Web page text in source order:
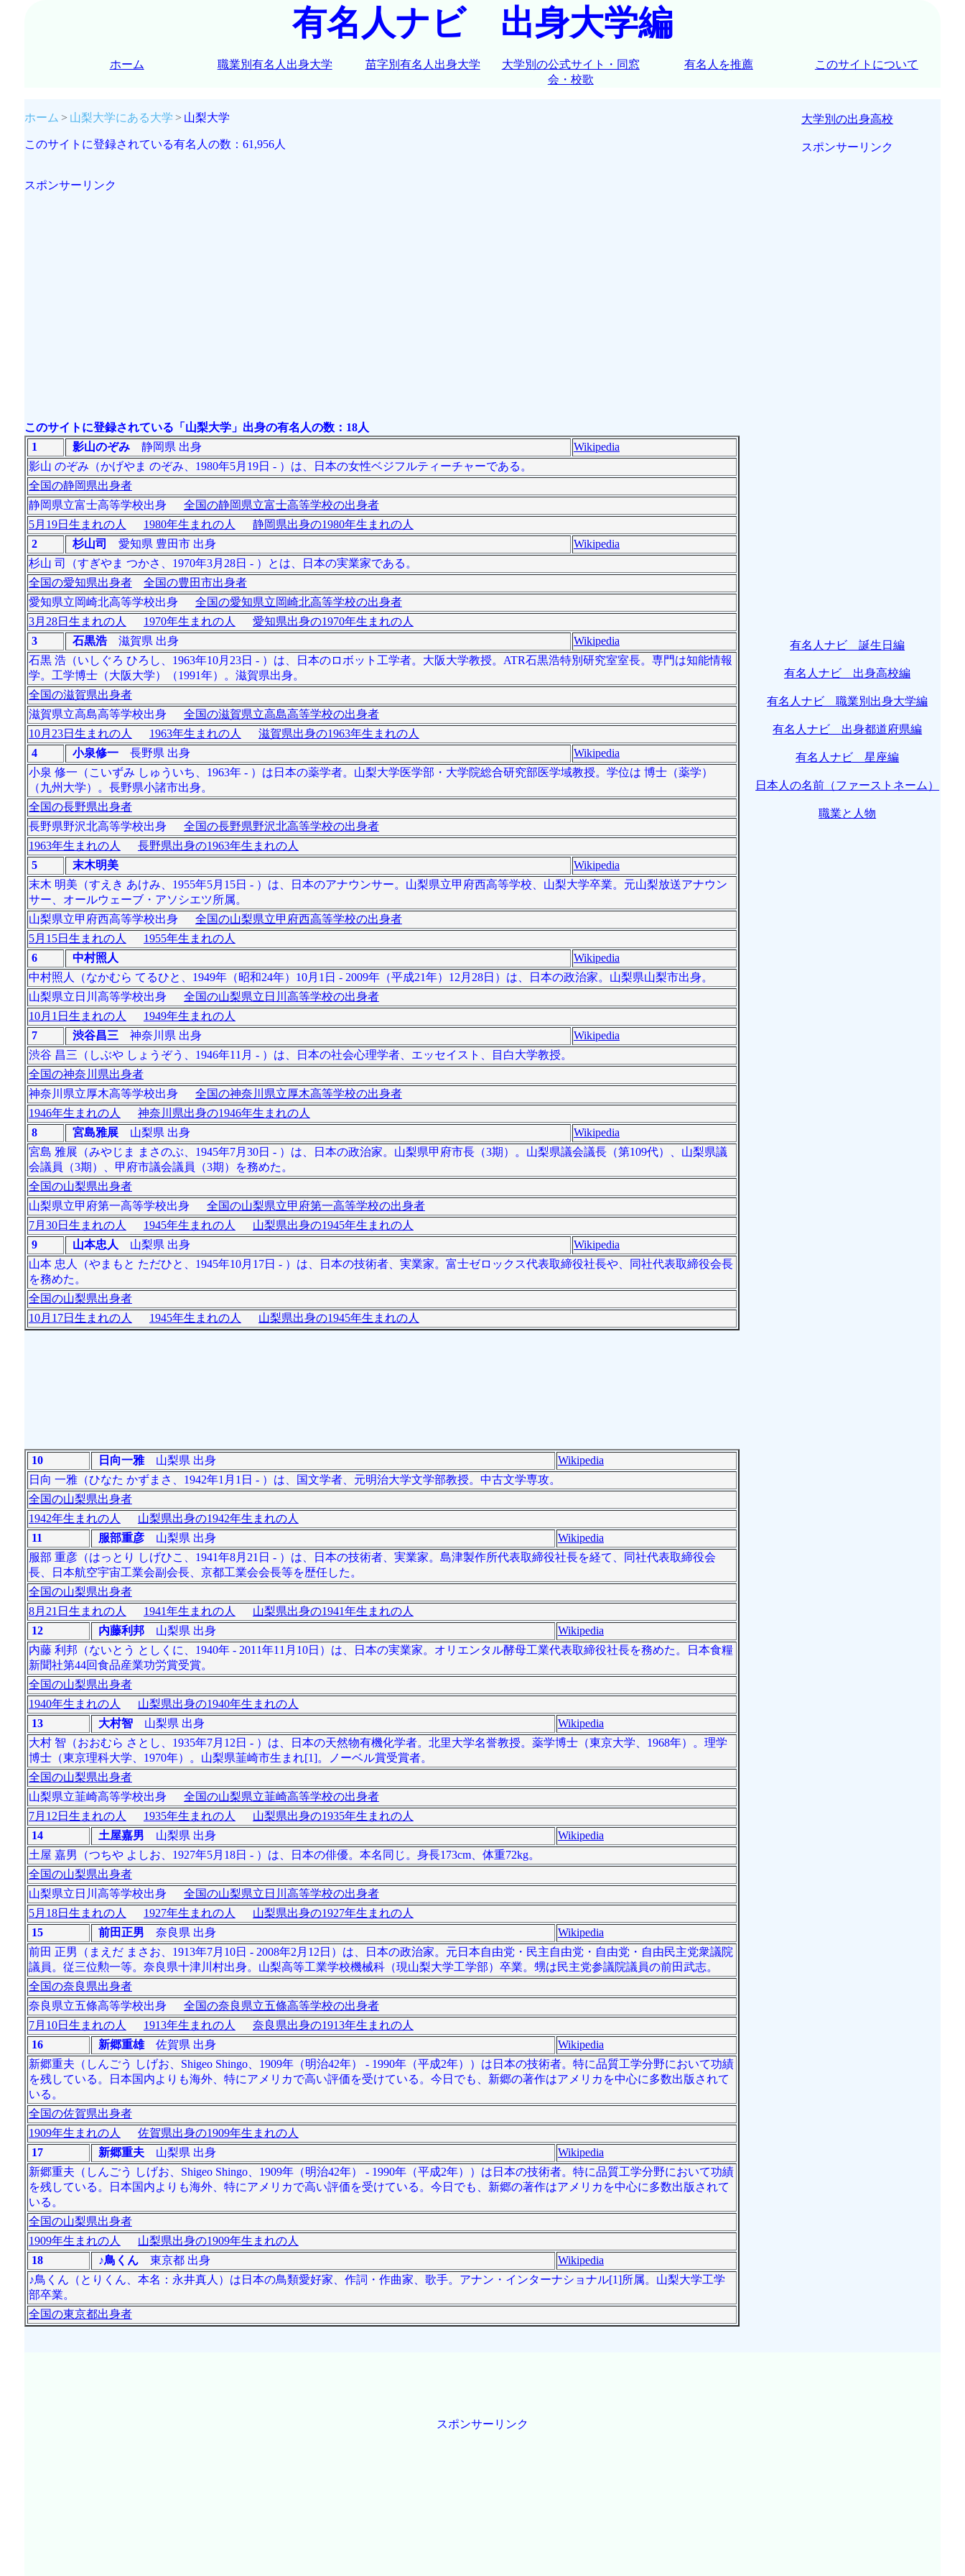
有名人ナビ 出身大学編
ホーム 職業別有名人出身大学 苗字別有名人出身大学
大学別の公式サイト・同窓
会・校歌
有名人を推薦 このサイトについて
ホーム 山梨大学にある大学 山梨大学
このサイトに登録されている有名人の数：61,956人
スポンサーリンク
このサイトに登録されている「山梨大学」出身の有名人の数：18人
1
影山のぞみ静岡県 出身
Wikipedia
影山 のぞみ（かげやま のぞみ、1980年5月19日 - ）は、日本の女性ベジフルティーチャーである。
全国の静岡県出身者
静岡県立富士高等学校出身 全国の静岡県立富士高等学校の出身者
5月19日生まれの人
1980年生まれの人
静岡県出身の1980年生まれの人
2
杉山司 愛知県 豊田市 出身
Wikipedia
杉山 司（すぎやま つかさ、1970年3月28日 - ）とは、日本の実業家である。
全国の愛知県出身者
全国の豊田市出身者
愛知県立岡崎北高等学校出身 全国の愛知県立岡崎北高等学校の出身者
3月28日生まれの人
1970年生まれの人
愛知県出身の1970年生まれの人
3
石黒浩滋賀県 出身
Wikipedia
石黒 浩（いしぐろ ひろし、1963年10月23日 - ）は、日本のロボット工学者。大阪大学教授。ATR石黒浩特別研究室室長。専門は知能情報
学。工学博士（大阪大学）（1991年）。滋賀県出身。
全国の滋賀県出身者
滋賀県立高島高等学校出身 全国の滋賀県立高島高等学校の出身者
10月23日生まれの人
1963年生まれの人
滋賀県出身の1963年生まれの人
4
小泉修一長野県 出身
Wikipedia
小泉 修一（こいずみ しゅういち、1963年 - ）は日本の薬学者。山梨大学医学部・大学院総合研究部医学域教授。学位は 博士（薬学）
（九州大学）。長野県小諸市出身。
全国の長野県出身者
長野県野沢北高等学校出身 全国の長野県野沢北高等学校の出身者
1963年生まれの人
長野県出身の1963年生まれの人
5
末木明美
Wikipedia
末木 明美（すえき あけみ、1955年5月15日 - ）は、日本のアナウンサー。山梨県立甲府西高等学校、山梨大学卒業。元山梨放送アナウン
サー、オールウェーブ・アソシエツ所属。
山梨県立甲府西高等学校出身 全国の山梨県立甲府西高等学校の出身者
5月15日生まれの人
1955年生まれの人
6
中村照人
Wikipedia
中村照人（なかむら てるひと、1949年（昭和24年）10月1日 - 2009年（平成21年）12月28日）は、日本の政治家。山梨県山梨市出身。
山梨県立日川高等学校出身 全国の山梨県立日川高等学校の出身者
10月1日生まれの人
1949年生まれの人
7
渋谷昌三 神奈川県 出身
Wikipedia
渋谷 昌三（しぶや しょうぞう、1946年11月 - ）は、日本の社会心理学者、エッセイスト、目白大学教授。
全国の神奈川県出身者
神奈川県立厚木高等学校出身 全国の神奈川県立厚木高等学校の出身者
1946年生まれの人
神奈川県出身の1946年生まれの人
8
宮島雅展山梨県 出身
Wikipedia
宮島 雅展（みやじま まさのぶ、1945年7月30日 ‐ ）は、日本の政治家。山梨県甲府市長（3期）。山梨県議会議長（第109代）、山梨県議
会議員（3期）、甲府市議会議員（3期）を務めた。
全国の山梨県出身者
山梨県立甲府第一高等学校出身 全国の山梨県立甲府第一高等学校の出身者
7月30日生まれの人
1945年生まれの人
山梨県出身の1945年生まれの人
9
山本忠人 山梨県 出身
Wikipedia
山本 忠人（やまもと ただひと、1945年10月17日 - ）は、日本の技術者、実業家。富士ゼロックス代表取締役社長や、同社代表取締役会長
を務めた。
全国の山梨県出身者
10月17日生まれの人
1945年生まれの人 山梨県出身の1945年生まれの人
10 日向一雅山梨県 出身
Wikipedia
日向 一雅（ひなた かずまさ、1942年1月1日 - ）は、国文学者、元明治大学文学部教授。中古文学専攻。
全国の山梨県出身者
1942年生まれの人
山梨県出身の1942年生まれの人
11
服部重彦山梨県 出身
Wikipedia
服部 重彦（はっとり しげひこ、1941年8月21日 - ）は、日本の技術者、実業家。島津製作所代表取締役社長を経て、同社代表取締役会
長、日本航空宇宙工業会副会長、京都工業会会長等を歴任した。
全国の山梨県出身者
8月21日生まれの人
1941年生まれの人
山梨県出身の1941年生まれの人
12
内藤利邦山梨県 出身
Wikipedia
内藤 利邦（ないとう としくに、1940年 - 2011年11月10日）は、日本の実業家。オリエンタル酵母工業代表取締役社長を務めた。日本食糧
新聞社第44回食品産業功労賞受賞。
全国の山梨県出身者
1940年生まれの人
山梨県出身の1940年生まれの人
13
大村智山梨県 出身
Wikipedia
大村 智（おおむら さとし、1935年7月12日 - ）は、日本の天然物有機化学者。北里大学名誉教授。薬学博士（東京大学、1968年）。理学
博士（東京理科大学、1970年）。山梨県韮崎市生まれ[1]。ノーベル賞受賞者。
全国の山梨県出身者
山梨県立韮崎高等学校出身 全国の山梨県立韮崎高等学校の出身者
7月12日生まれの人
1935年生まれの人
山梨県出身の1935年生まれの人
14
土屋嘉男 山梨県 出身
Wikipedia
土屋 嘉男（つちや よしお、1927年5月18日 - ）は、日本の俳優。本名同じ。身長173cm、体重72kg。
全国の山梨県出身者
山梨県立日川高等学校出身 全国の山梨県立日川高等学校の出身者
5月18日生まれの人
1927年生まれの人
山梨県出身の1927年生まれの人
15
前田正男 奈良県 出身
Wikipedia
前田 正男（まえだ まさお、1913年7月10日 - 2008年2月12日）は、日本の政治家。元日本自由党・民主自由党・自由党・自由民主党衆議院
議員。従三位勲一等。奈良県十津川村出身。山梨高等工業学校機械科（現山梨大学工学部）卒業。甥は民主党参議院議員の前田武志。
全国の奈良県出身者
奈良県立五條高等学校出身 全国の奈良県立五條高等学校の出身者
7月10日生まれの人
1913年生まれの人
奈良県出身の1913年生まれの人
16
新郷重雄佐賀県 出身
Wikipedia
新郷重夫（しんごう しげお、Shigeo Shingo、1909年（明治42年） - 1990年（平成2年））は日本の技術者。特に品質工学分野において功績
を残している。日本国内よりも海外、特にアメリカで高い評価を受けている。今日でも、新郷の著作はアメリカを中心に多数出版されて
いる。
全国の佐賀県出身者
1909年生まれの人
佐賀県出身の1909年生まれの人
17
新郷重夫山梨県 出身
Wikipedia
新郷重夫（しんごう しげお、Shigeo Shingo、1909年（明治42年） - 1990年（平成2年））は日本の技術者。特に品質工学分野において功績
を残している。日本国内よりも海外、特にアメリカで高い評価を受けている。今日でも、新郷の著作はアメリカを中心に多数出版されて
いる。
全国の山梨県出身者
1909年生まれの人
山梨県出身の1909年生まれの人
18
♪鳥くん東京都 出身
Wikipedia
♪鳥くん（とりくん、本名：永井真人）は日本の鳥類愛好家、作詞・作曲家、歌手。アナン・インターナショナル[1]所属。山梨大学工学
部卒業。
全国の東京都出身者
大学別の出身高校
スポンサーリンク
有名人ナビ 誕生日編
有名人ナビ 出身高校編
有名人ナビ 職業別出身大学編
有名人ナビ 出身都道府県編
有名人ナビ 星座編
日本人の名前（ファーストネーム）
職業と人物
スポンサーリンク